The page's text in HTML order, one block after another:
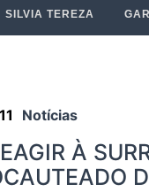
SILVIA TEREZA
Notícias
À